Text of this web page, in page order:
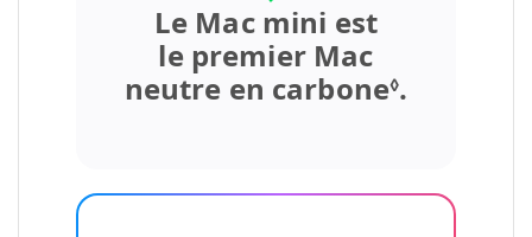
Le Mac mini est
le premierMac
neutre en carbone◊.